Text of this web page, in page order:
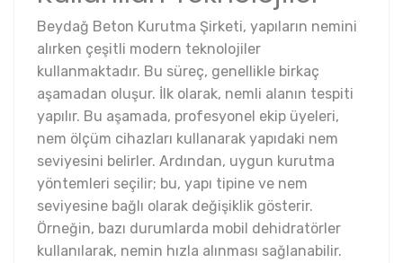
Beydağ Beton Kurutma Şirketi, yapıların nemini
alırken çeşitli modern teknolojiler
kullanmaktadır. Bu süreç, genellikle birkaç
aşamadan oluşur. İlk olarak, nemli alanın tespiti
yapılır. Bu aşamada, profesyonel ekip üyeleri,
nem ölçüm cihazları kullanarak yapıdaki nem
seviyesini belirler. Ardından, uygun kurutma
yöntemleri seçilir; bu, yapı tipine ve nem
seviyesine bağlı olarak değişiklik gösterir.
Örneğin, bazı durumlarda mobil dehidratörler
kullanılarak, nemin hızla alınması sağlanabilir.